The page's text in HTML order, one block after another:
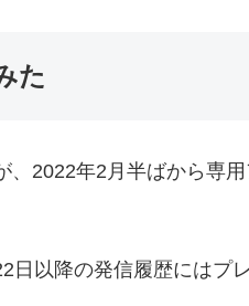
た
2022年2月半ばから専
日以降の発信履歴にはプ